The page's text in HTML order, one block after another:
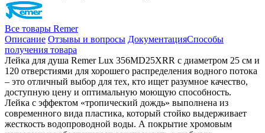
Все товары Remer
Описание Отзывы и вопросы ДокументацияСпособы
получения товара
Лейка для душа Remer Lux 356MD25XRR с диаметром 25 см и
120 отверстиями для хорошего распределения водного потока
– это отличный выбор для тех, кто ищет разумное качество,
доступную цену и оптимальную моющую способность.
Лейка с эффектом «тропический дождь» выполнена из
современного вида пластика, который стойко выдерживает
жесткость водопроводной воды. А покрытие хромовым